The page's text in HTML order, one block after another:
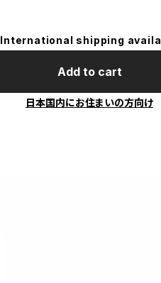
International shipping
Add to cart
日本国内にお住まいの方向け